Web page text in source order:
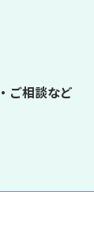
ご相談など